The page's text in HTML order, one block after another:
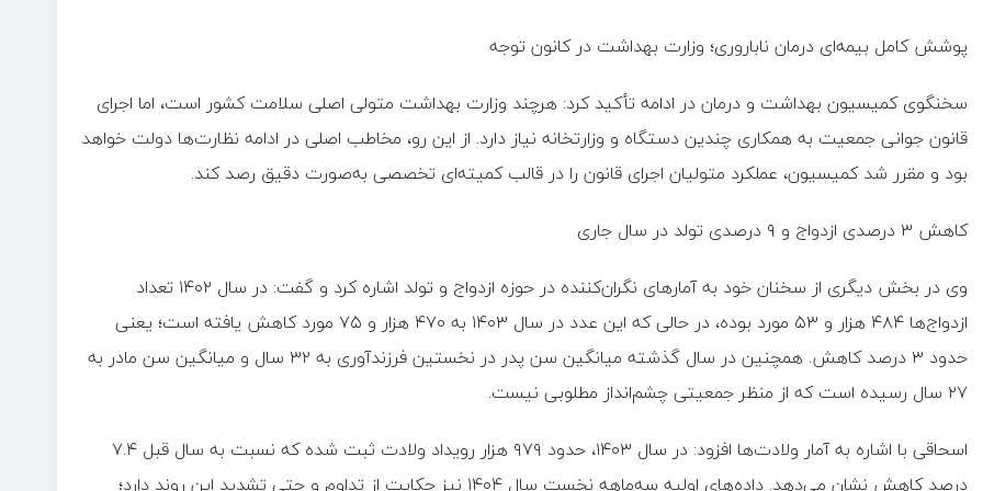
پوشش کامل بیمه‌ای درمان ناباروری؛ وزارت بهداشت در کانون توجه
سخنگوی کمیسیون بهداشت و درمان در ادامه تأکید کرد: هرچند وزارت بهداشت متولی اصلی سلامت کشور است، اما اجرای
قانون جوانی جمعیت به همکاری چندین دستگاه و وزارتخانه نیاز دارد. از این رو، مخاطب اصلی در ادامه نظارت‌ها دولت خواهد
بود و مقرر شد کمیسیون، عملکرد متولیان اجرای قانون را در قالب کمیته‌ای تخصصی به‌صورت دقیق رصد کند.
کاهش ۳ درصدی ازدواج و ۹ درصدی تولد در سال جاری
وی در بخش دیگری از سخنان خود به آمارهای نگران‌کننده در حوزه ازدواج و تولد اشاره کرد و گفت: در سال ۱۴۰۲ تعداد
ازدواج‌ها ۴۸۴ هزار و ۵۳ مورد بوده، در حالی که این عدد در سال ۱۴۰۳ به ۴۷۰ هزار و ۷۵ مورد کاهش یافته است؛ یعنی
حدود ۳ درصد کاهش. همچنین در سال گذشته میانگین سن پدر در نخستین فرزندآوری به ۳۲ سال و میانگین سن مادر به
۲۷ سال رسیده است که از منظر جمعیتی چشم‌انداز مطلوبی نیست.
اسحاقی با اشاره به آمار ولادت‌ها افزود: در سال ۱۴۰۳، حدود ۹۷۹ هزار رویداد ولادت ثبت شده که نسبت به سال قبل ۷.۴
درصد کاهش نشان می‌دهد. داده‌های اولیه سه‌ماهه نخست سال ۱۴۰۴ نیز حکایت از تداوم و حتی تشدید این روند دارد؛